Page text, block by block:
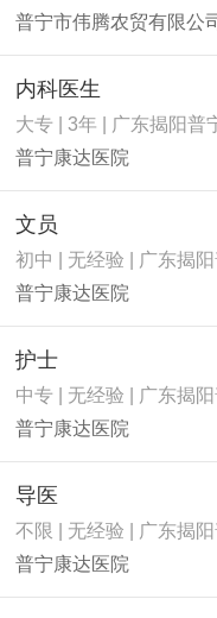
普宁市伟腾农贸有限公
内科医生
大专 | 3年 | 广东揭阳普
普宁康达医院
文员
初中 | 无经验 | 广东揭
普宁康达医院
护士
中专 | 无经验 | 广东揭
普宁康达医院
导医
不限 | 无经验 | 广东揭
普宁康达医院